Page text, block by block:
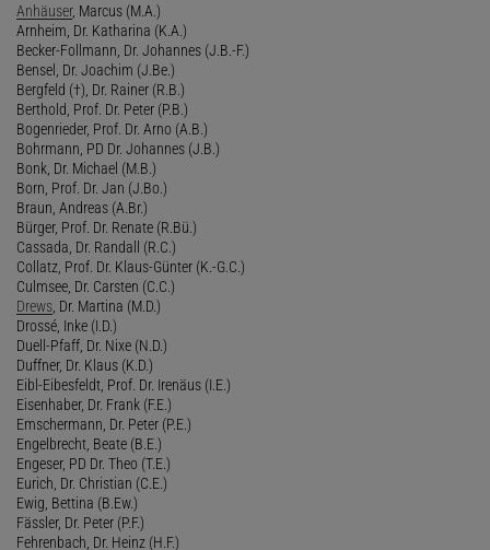
Anhäuser, Marcus (M.A.)
Arnheim, Dr. Katharina (K.A.)
Becker-Follmann, Dr. Johannes (J.B.-F.)
Bensel, Dr. Joachim (J.Be.)
Bergfeld (†), Dr. Rainer (R.B.)
Berthold, Prof. Dr. Peter (P.B.)
Bogenrieder, Prof. Dr. Arno (A.B.)
Bohrmann, PD Dr. Johannes (J.B.)
Bonk, Dr. Michael (M.B.)
Born, Prof. Dr. Jan (J.Bo.)
Braun, Andreas (A.Br.)
Bürger, Prof. Dr. Renate (R.Bü.)
Cassada, Dr. Randall (R.C.)
Collatz, Prof. Dr. Klaus-Günter (K.-G.C.)
Culmsee, Dr. Carsten (C.C.)
Drews , Dr. Martina (M.D.)
Drossé, Inke (I.D.)
Duell-Pfaff, Dr. Nixe (N.D.)
Duffner, Dr. Klaus (K.D.)
Eibl-Eibesfeldt, Prof. Dr. Irenäus (I.E.)
Eisenhaber, Dr. Frank (F.E.)
Emschermann, Dr. Peter (P.E.)
Engelbrecht, Beate (B.E.)
Engeser, PD Dr. Theo (T.E.)
Eurich, Dr. Christian (C.E.)
Ewig, Bettina (B.Ew.)
Fässler, Dr. Peter (P.F.)
Fehrenbach, Dr. Heinz (H.F.)